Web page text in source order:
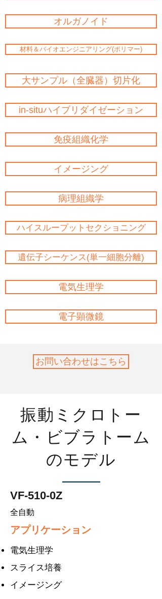
オルガノイド
材料＆バイオエンジニアリング(ポリマー)
大サンプル（全臓器）切片化
in-situハイブリダイゼーション
免疫組織化学
イメージング
病理組織学
ハイスループットセクショニング
遺伝子シーケンス(単一細胞分離)
電気生理学
電子顕微鏡
お問い合わせはこちら
振動ミクロトー
ム・ビブラトーム
のモデル
VF-510-0Z
全自動
アプリケーション
電気生理学
スライス培養
イメージング